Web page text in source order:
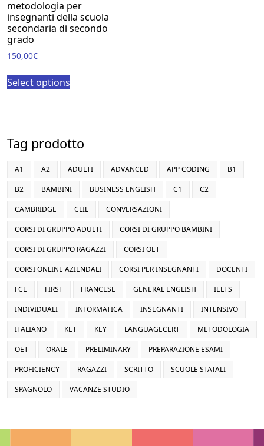
metodologia per
insegnanti della scuola
secondaria di secondo
grado
150,00€
Select options
Tag prodotto
A1 A2 ADULTI ADVANCED APP CODING
B1
B2
BAMBINI BUSINESS ENGLISH C1
C2
CAMBRIDGE
CLIL
CONVERSAZIONI
CORSI DI GRUPPO ADULTI
CORSI DI GRUPPO BAMBINI
CORSI DI GRUPPO RAGAZZI
CORSI OET
CORSI ONLINE AZIENDALI
CORSI PER INSEGNANTI
DOCENTI
FCE
FIRST FRANCESE GENERAL ENGLISH
IELTS
INDIVIDUALI
INFORMATICA INSEGNANTI
INTENSIVO
ITALIANO
KET KEY LANGUAGECERT
METODOLOGIA
OET
ORALE PRELIMINARY
PREPARAZIONE ESAMI
PROFICIENCY
RAGAZZI SCRITTO
SCUOLE STATALI
SPAGNOLO
VACANZE STUDIO